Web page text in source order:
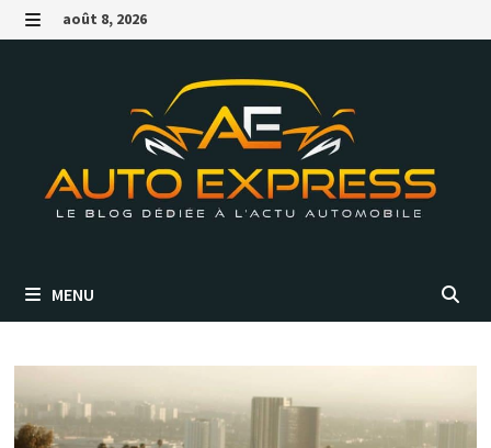
Passer
au MENU
août 8, 2026
MENU